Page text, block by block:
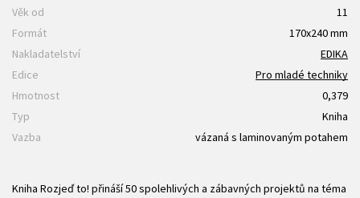
Věk od
11
Formát
170x240 mm
Nakladatelství
EDIKA
Edice
Pro mladé techniky
Hmotnost
0,379
Typ
Kniha
Vazba
vázaná s laminovaným potahem
Kniha Rozjeď to! přináší 50 spolehlivých a zábavných projektů na téma